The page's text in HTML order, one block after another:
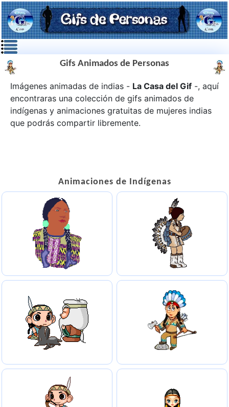
Gifs Animados de Personas
Imágenes animadas de indias - La Casa del Gif -, aquí
encontraras una colección de gifs animados de
indígenas y animaciones gratuitas de mujeres indias
que podrás compartir libremente.
Animaciones de Indígenas